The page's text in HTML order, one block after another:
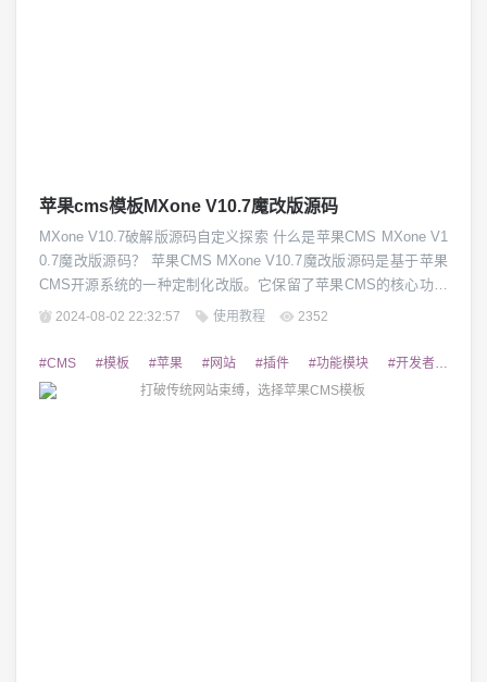
苹果cms模板MXone V10.7魔改版源码
MXone V10.7破解版源码自定义探索 什么是苹果CMS MXone V1
0.7魔改版源码？ 苹果CMS MXone V10.7魔改版源码是基于苹果
CMS开源系统的一种定制化改版。它保留了苹果CMS的核心功能
和架构，同时针对用户需求进行深度定制和优化。这款魔改版源
级，为用户带来更优质的使用体验。 MXone V10.7魔改版...
2024-08-02 22:32:57 使用教程 2352
#CMS #模板 #苹果 #网站 #插件 #功能模块 #开发者